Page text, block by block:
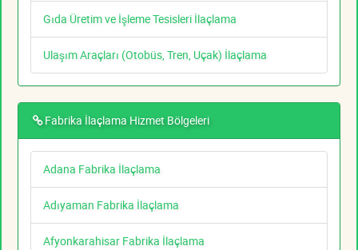
Gıda Üretim ve İşleme Tesisleri İlaçlama
Ulaşım Araçları (Otobüs, Tren, Uçak) İlaçlama
Fabrika İlaçlama Hizmet Bölgeleri
Adana Fabrika İlaçlama
Adıyaman Fabrika İlaçlama
Afyonkarahisar Fabrika İlaçlama